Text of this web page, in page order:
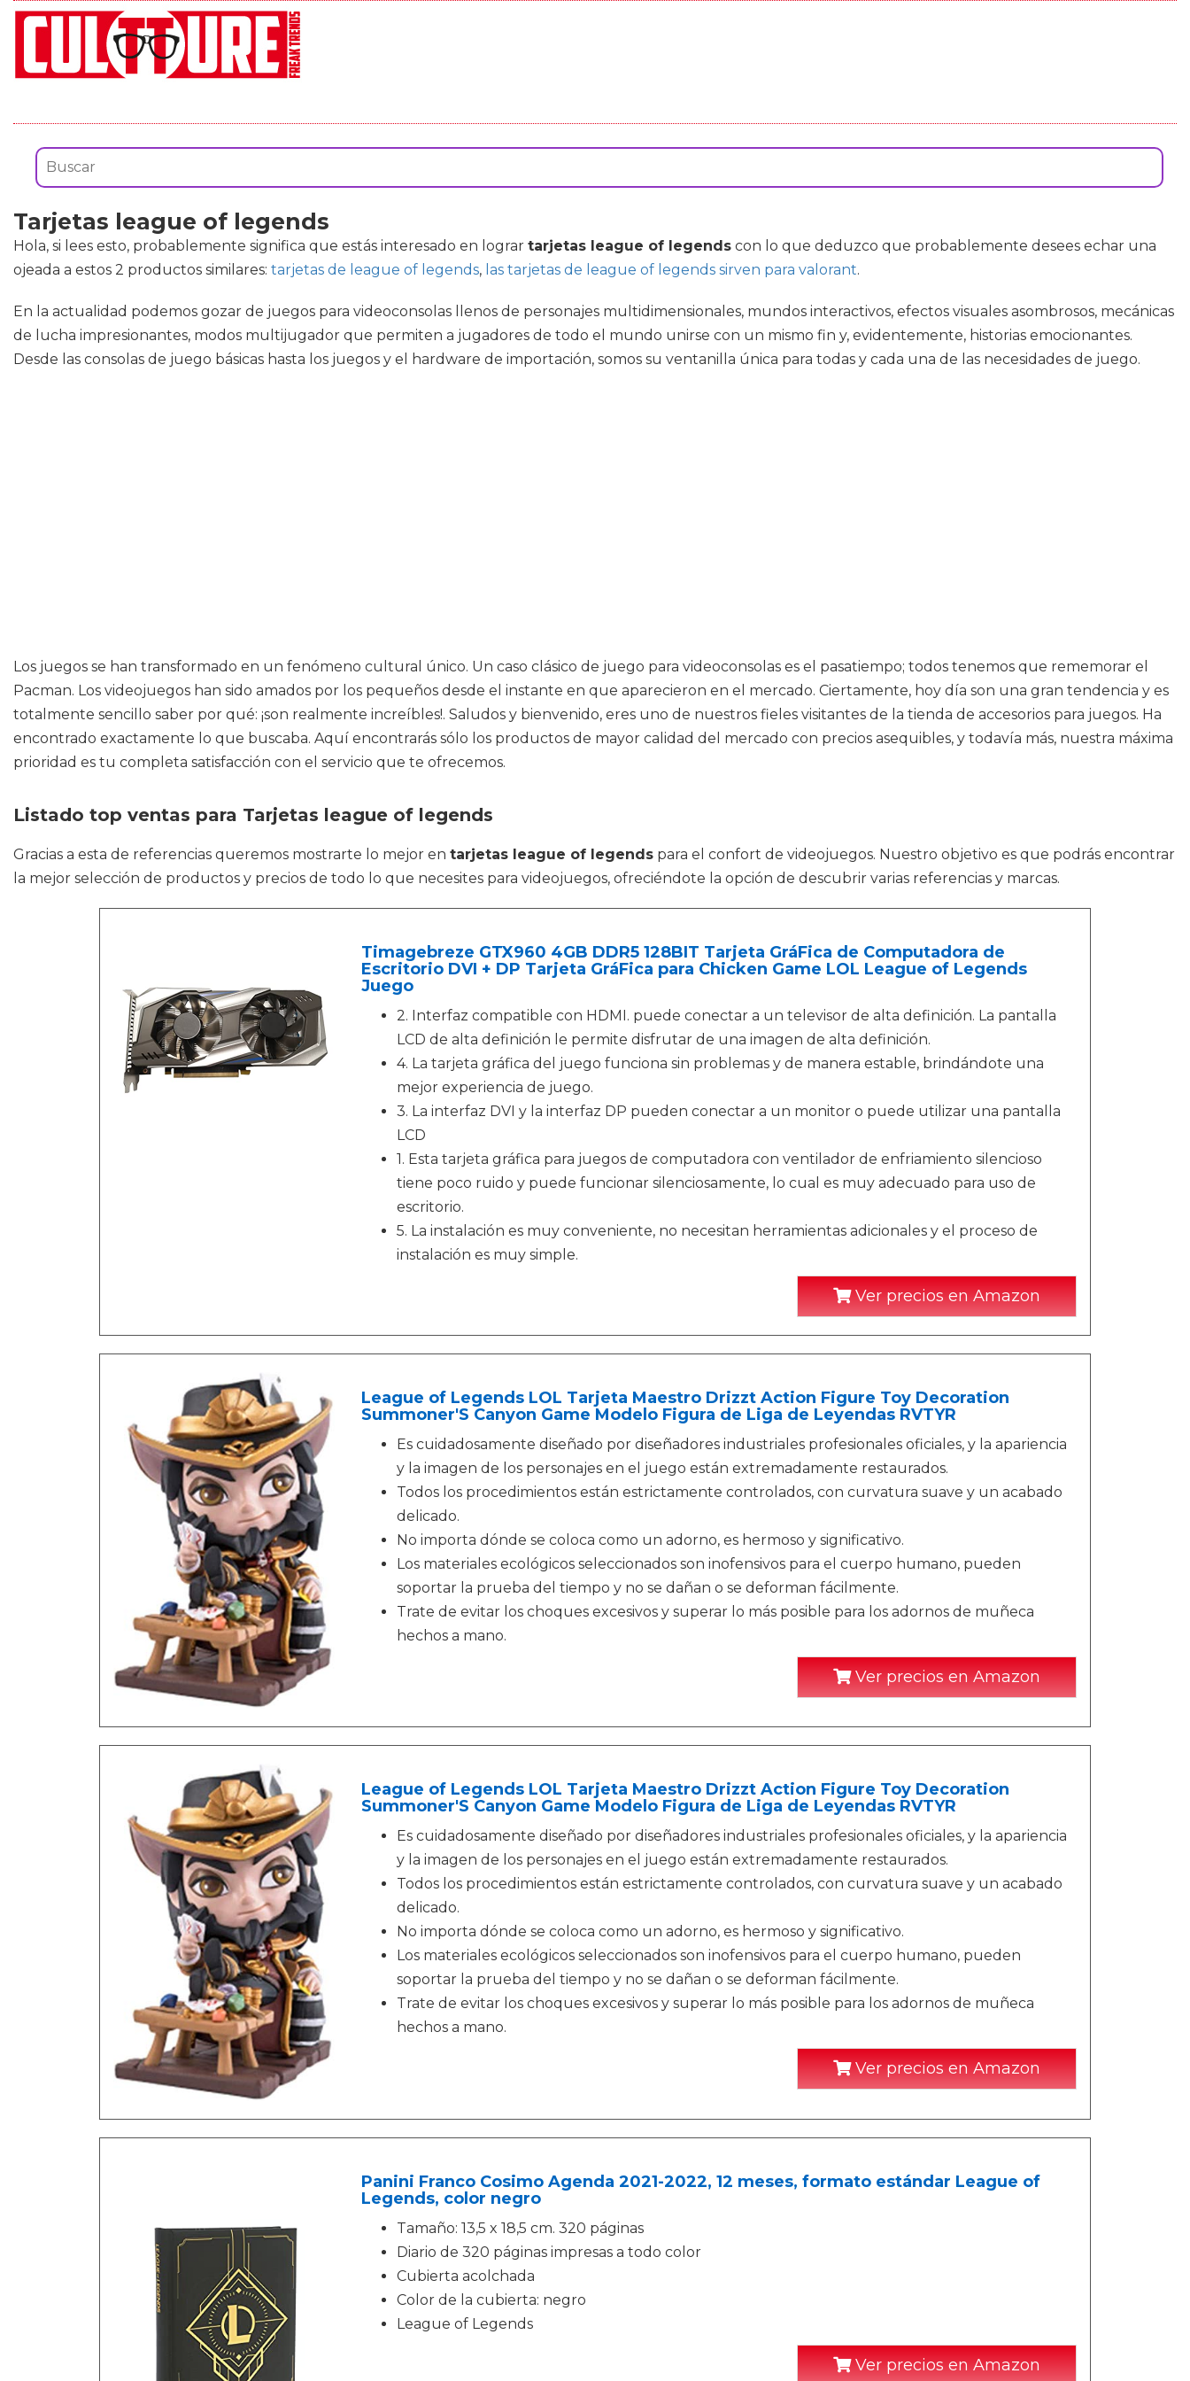
Tarjetas league of legends
Hola, si lees esto, probablemente significa que estás interesado en lograr tarjetas league of legends con lo que deduzco que probablemente desees echar una
ojeada a estos 2 productos similares: tarjetas de league of legends, las tarjetas de league of legends sirven para valorant.
En la actualidad podemos gozar de juegos para videoconsolas llenos de personajes multidimensionales, mundos interactivos, efectos visuales asombrosos, mecánicas
de lucha impresionantes, modos multijugador que permiten a jugadores de todo el mundo unirse con un mismo fin y, evidentemente, historias emocionantes.
Desde las consolas de juego básicas hasta los juegos y el hardware de importación, somos su ventanilla única para todas y cada una de las necesidades de juego.
Los juegos se han transformado en un fenómeno cultural único. Un caso clásico de juego para videoconsolas es el pasatiempo; todos tenemos que rememorar el
Pacman. Los videojuegos han sido amados por los pequeños desde el instante en que aparecieron en el mercado. Ciertamente, hoy día son una gran tendencia y es
totalmente sencillo saber por qué: ¡son realmente increíbles!. Saludos y bienvenido, eres uno de nuestros fieles visitantes de la tienda de accesorios para juegos. Ha
encontrado exactamente lo que buscaba. Aquí encontrarás sólo los productos de mayor calidad del mercado con precios asequibles, y todavía más, nuestra máxima
prioridad es tu completa satisfacción con el servicio que te ofrecemos.
Listado top ventas para Tarjetas league of legends
Gracias a esta de referencias queremos mostrarte lo mejor en tarjetas league of legends para el confort de videojuegos. Nuestro objetivo es que podrás encontrar
la mejor selección de productos y precios de todo lo que necesites para videojuegos, ofreciéndote la opción de descubrir varias referencias y marcas.
Timagebreze GTX960 4GB DDR5 128BIT Tarjeta GráFica de Computadora de
Escritorio DVI + DP Tarjeta GráFica para Chicken Game LOL League of Legends
Juego
2. Interfaz compatible con HDMI. puede conectar a un televisor de alta definición. La pantalla
LCD de alta definición le permite disfrutar de una imagen de alta definición.
4. La tarjeta gráfica del juego funciona sin problemas y de manera estable, brindándote una
mejor experiencia de juego.
3. La interfaz DVI y la interfaz DP pueden conectar a un monitor o puede utilizar una pantalla
LCD
1. Esta tarjeta gráfica para juegos de computadora con ventilador de enfriamiento silencioso
tiene poco ruido y puede funcionar silenciosamente, lo cual es muy adecuado para uso de
escritorio.
5. La instalación es muy conveniente, no necesitan herramientas adicionales y el proceso de
instalación es muy simple.
Ver precios en Amazon
League of Legends LOL Tarjeta Maestro Drizzt Action Figure Toy Decoration
Summoner'S Canyon Game Modelo Figura de Liga de Leyendas RVTYR
Es cuidadosamente diseñado por diseñadores industriales profesionales oficiales, y la apariencia
y la imagen de los personajes en el juego están extremadamente restaurados.
Todos los procedimientos están estrictamente controlados, con curvatura suave y un acabado
delicado.
No importa dónde se coloca como un adorno, es hermoso y significativo.
Los materiales ecológicos seleccionados son inofensivos para el cuerpo humano, pueden
soportar la prueba del tiempo y no se dañan o se deforman fácilmente.
Trate de evitar los choques excesivos y superar lo más posible para los adornos de muñeca
hechos a mano.
Ver precios en Amazon
League of Legends LOL Tarjeta Maestro Drizzt Action Figure Toy Decoration
Summoner'S Canyon Game Modelo Figura de Liga de Leyendas RVTYR
Es cuidadosamente diseñado por diseñadores industriales profesionales oficiales, y la apariencia
y la imagen de los personajes en el juego están extremadamente restaurados.
Todos los procedimientos están estrictamente controlados, con curvatura suave y un acabado
delicado.
No importa dónde se coloca como un adorno, es hermoso y significativo.
Los materiales ecológicos seleccionados son inofensivos para el cuerpo humano, pueden
soportar la prueba del tiempo y no se dañan o se deforman fácilmente.
Trate de evitar los choques excesivos y superar lo más posible para los adornos de muñeca
hechos a mano.
Ver precios en Amazon
Panini Franco Cosimo Agenda 2021-2022, 12 meses, formato estándar League of
Legends, color negro
Tamaño: 13,5 x 18,5 cm. 320 páginas
Diario de 320 páginas impresas a todo color
Cubierta acolchada
Color de la cubierta: negro
League of Legends
Ver precios en Amazon